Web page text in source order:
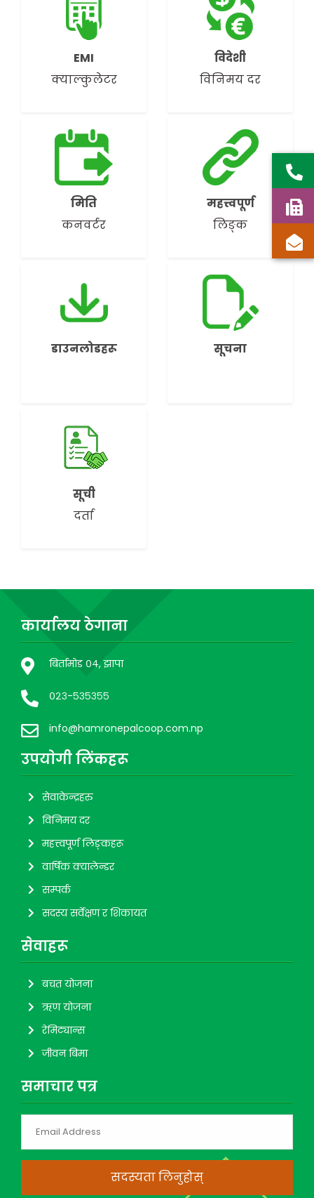
EMI
क्याल्कुलेटर
विदेशी
विनिमय दर
मिति
कनवर्टर
महत्त्वपूर्ण
लिङ्क
डाउनलोडहरू सूचना
सूची
दर्ता
कार्यालय ठेगाना
बिर्तामोड ०४, झापा
०२३-५३५३५५
info@hamronepalcoop.com.np
उपयाेगी लिंकहरू
सेवाकेन्द्रहरु
विनिमय दर
महत्त्वपूर्ण लिङ्कहरू
वार्षिक क्यालेन्डर
सम्पर्क
सदस्य सर्वेक्षण र शिकायत
सेवाहरू
बचत योजना
ऋण योजना
रेमिट्यान्स
जीवन बिमा
समाचार पत्र
सदस्यता लिनुहोस्